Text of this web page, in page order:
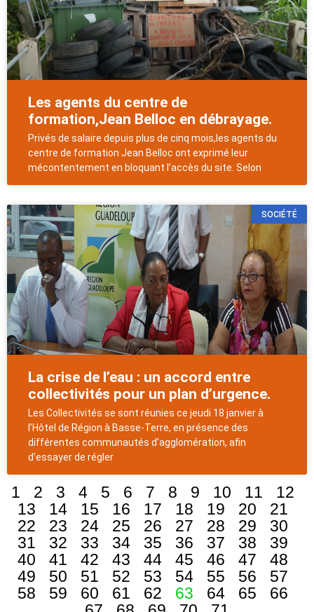
Les agents du centre de
formation,Jean Belloc en débrayage.
Privés de salaire depuis plus de cinq mois,les agents du
centre de formation Jean Belloc ont exprimé leur
mécontentement en bloquant l’accès du site. Selon
SOCIÉTÉ
La crise de l’eau : un accord entre
collectivités pour un plan d’urgence.
Les Collectivités se sont réunies ce jeudi 18 janvier à
l’Hôtel de Région à Basse-Terre, en présence des
différentes communautés d’agglomération, afin
d’essayer de régler
1 2 3 4 5 6 7 8 9 10 11
12
13
14 15 16 17 18 19 20
21
22
23 24 25 26 27 28 29
30
31
32 33 34 35 36 37 38
39
40
41 42 43 44 45 46 47
48
49
50 51 52 53 54 55 56
57
58
59 60 61 62 63 64 65
66